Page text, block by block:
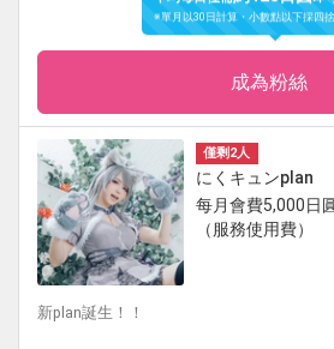
※單月以30日計算・小數點以下採四
成為粉絲
僅剩2人
にくキュンplan
每月會費5,000日
（服務使用費）
新plan誕生！！